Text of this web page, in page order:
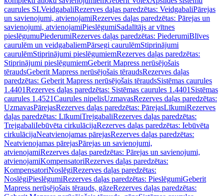
caurules SLVeidgabaliRezerves daļas paredzētas: VeidgabaliPārejas
un savienojumi, atvienojamiRezerves daļas paredzētas: Pārejas un
savienojumi, atvienojamiPieslēgumiSadalītājs ar vītnes
pieslēgumuPiederumiRezerves daļas paredzētas: PiederumiBlīves
caurulēm un veidgabaliemPārsegi caurulēmStiprinājumi
caurulēmStiprinājumi pieslēgumiemRezerves daļas paredzētas:
Stiprinājumi pieslēgumiemGeberit Mapress nerūsējošais
tēraudsGeberit Mapress nerūsējošais tēraudsRezerves daļas
paredzētas: Geberit Mapress nerūsējošais tēraudsSistēmas caurules
1.4401Rezerves daļas paredzētas: Sistēmas caurules 1.4401 Sistēmas
caurules 1.4521Caurules nipelisUzmavasRezerves daļas paredzētas:
UzmavasPārejasRezerves daļas paredzētas: PārejasLīkumiRezerves
daļas paredzētas: LīkumiTrejgabaliRezerves daļas paredzētas:
TrejgabaliIebūvēta cirkulācijaRezerves daļas paredzētas: Iebūvēta
cirkulācijaNeatvienojamas pārejasRezerves daļas paredzētas:
Neatvienojamas pārejasPārejas un savienojumi,
atvienojamiRezerves daļas paredzētas: Pārejas un savienojumi,
atvienojamiKompensatoriRezerves daļas paredzētas:
KompensatoriNoslēgiRezerves daļas paredzētas:
NoslēgiPieslēgumiRezerves daļas paredzētas: PieslēgumiGeberit
Mapress nerūsējošais tērauds, gāzeRezerves daļas paredzētas: